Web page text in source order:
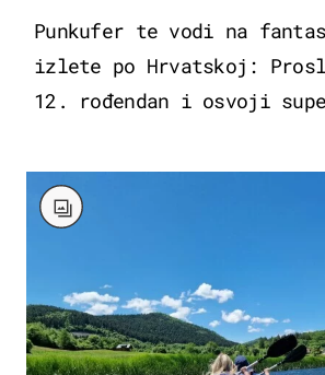
Punkufer te vodi na
izlete po Hrvatskoj:
12. rođendan i osvoji